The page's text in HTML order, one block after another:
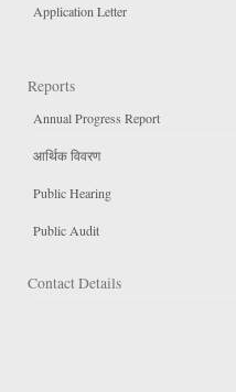
Application Letter
Reports
Annual Progress Report
आर्थिक विवरण
Public Hearing
Public Audit
Contact Details